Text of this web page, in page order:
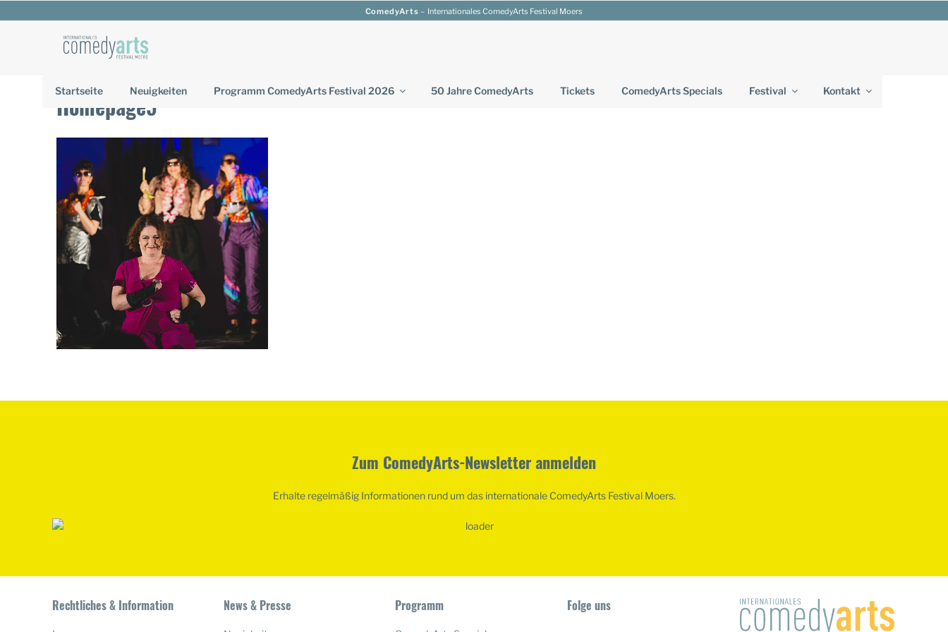
Inhalt
ComedyArts – Internationales ComedyArts Festival Moers
Startseite Neuigkeiten Programm ComedyArts Festival 2026 50 Jahre ComedyArts Tickets ComedyArts Specials Festival Kontakt
Homepage5
Zum ComedyArts-Newsletter anmelden
Erhalte regelmäßig Informationen rund um das internationale ComedyArts Festival Moers.
Rechtliches & Information News & Presse Programm Folge uns